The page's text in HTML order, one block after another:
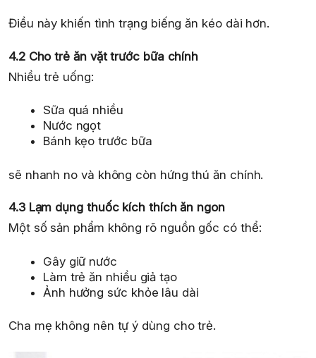
Điều này khiến tình trạng biếng ăn kéo dài hơn.
4.2 Cho trẻ ăn vặt trước bữa chính
Nhiều trẻ uống:
Sữa quá nhiều
Nước ngọt
Bánh kẹo trước bữa
sẽ nhanh no và không còn hứng thú ăn chính.
4.3 Lạm dụng thuốc kích thích ăn ngon
Một số sản phẩm không rõ nguồn gốc có thể:
Gây giữ nước
Làm trẻ ăn nhiều giả tạo
Ảnh hưởng sức khỏe lâu dài
Cha mẹ không nên tự ý dùng cho trẻ.